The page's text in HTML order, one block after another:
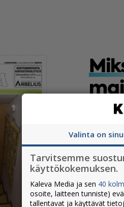
Valinta on
Tarvitsemme
käyttökokemuksen.
Kaleva Media ja sen 40
osoite, laitteen tunniste)
tallentavat ja käyttävät